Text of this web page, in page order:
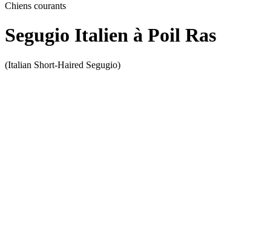
Chiens courants
Segugio Italien à Poil Ras
(Italian Short-Haired Segugio)